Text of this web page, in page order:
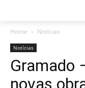
Home Notícias
Notícias
Gramado
novas